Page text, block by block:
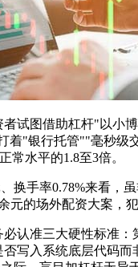
试图借助杠杆"以小
着"银行托管""毫秒
常水平的1.8至3倍。
换手率0.78%来看
元的场外配资大案，
认准三大硬性标准
写入系统底层代码